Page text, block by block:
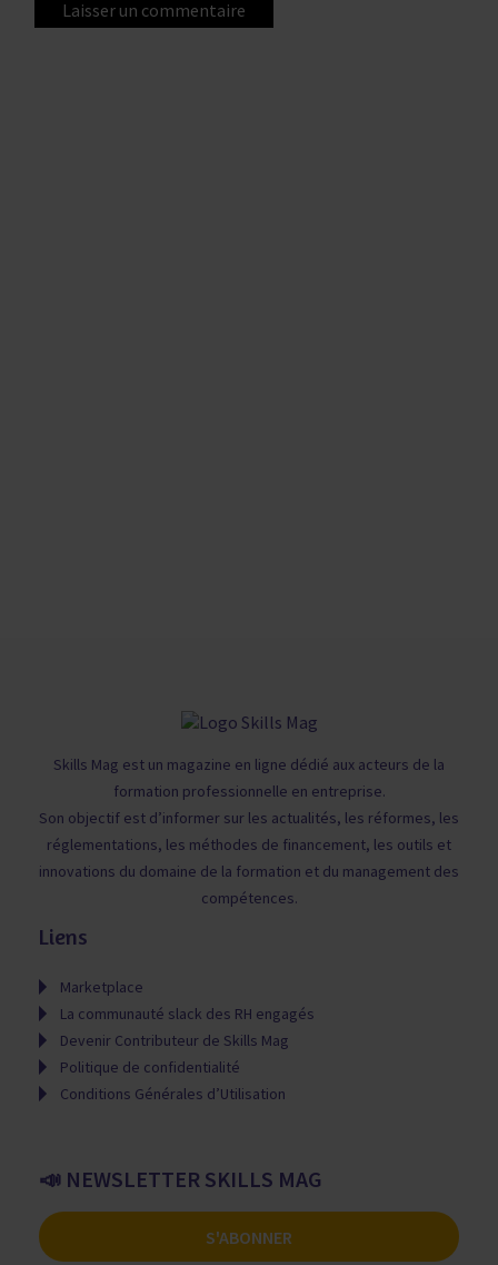
Skills Mag est un magazine en ligne dédié aux acteurs de la
formation professionnelle en entreprise.
Son objectif est d’informer sur les actualités, les réformes, les
réglementations, les méthodes de financement, les outils et
innovations du domaine de la formation et du management des
compétences.
Liens
Marketplace
La communauté slack des RH engagés
Devenir Contributeur de Skills Mag
Politique de confidentialité
Conditions Générales d’Utilisation
📣 NEWSLETTER SKILLS MAG
S'ABONNER